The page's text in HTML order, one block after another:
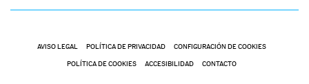
AVISO LEGAL POLÍTICA DE PRIVACIDAD CONFIGURACIÓN DE COOKIES
POLÍTICA DE COOKIES ACCESIBILIDAD CONTACTO